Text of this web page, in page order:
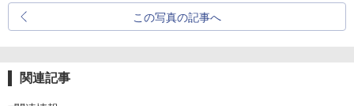
この写真の記事へ
関連記事